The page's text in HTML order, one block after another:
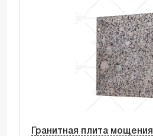
Гранитная плита мощения